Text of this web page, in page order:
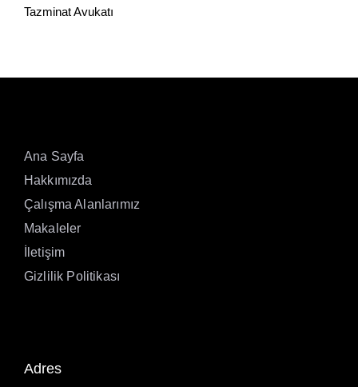
Tazminat Avukatı
Ana Sayfa
Hakkımızda
Çalışma Alanlarımız
Makaleler
İletişim
Gizlilik Politikası
Adres